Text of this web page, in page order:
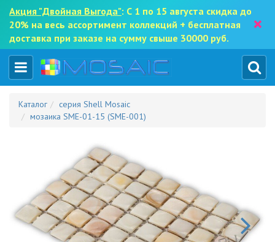
Акция "Двойная Выгода": С 1 по 15 августа скидка до
20% на весь ассортимент коллекций + бесплатная
доставка при заказе на сумму свыше 30000 руб.
×
Каталог
серия Shell Mosaic
мозаика SME-01-15 (SME-001)